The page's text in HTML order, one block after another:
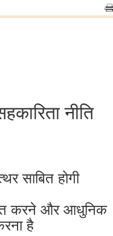
नीति
साबित होगी
करने और आधुनिक
है